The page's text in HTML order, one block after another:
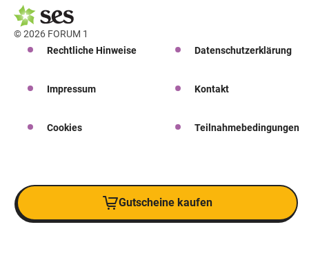
© 2026 FORUM 1
Rechtliche Hinweise
Datenschutzerklärung
Impressum Kontakt
Cookies Teilnahmebedingungen
Gutscheine kaufen